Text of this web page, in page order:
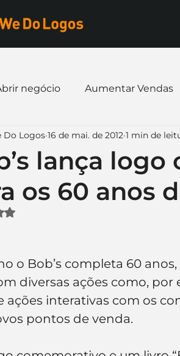
negócio Aumentar Vendas
Email marketing
Marca Nome para
Embalagens nome de
lança
os 60 anos
Do Logos 16 de mai. de 2012 1 min de
com NaN de 5 estrelas.
o Bob’s completa 60
diversas ações como,
ações interativas com os
pontos de venda.